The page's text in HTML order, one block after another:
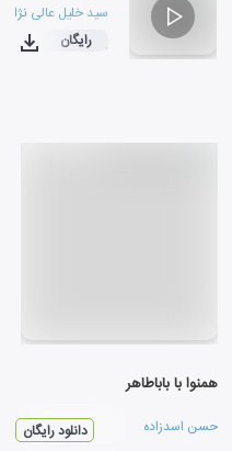
سید خلیل عالی نژاد
۰۳:۰۰رایگان
همنوا با باباطاهر
حسن اسدزاده دانلود رایگان